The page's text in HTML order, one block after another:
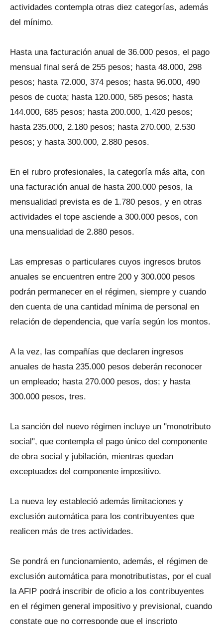
actividades contempla otras diez categorías, además
del mínimo.
Hasta una facturación anual de 36.000 pesos, el pago
mensual final será de 255 pesos; hasta 48.000, 298
pesos; hasta 72.000, 374 pesos; hasta 96.000, 490
pesos de cuota; hasta 120.000, 585 pesos; hasta
144.000, 685 pesos; hasta 200.000, 1.420 pesos;
hasta 235.000, 2.180 pesos; hasta 270.000, 2.530
pesos; y hasta 300.000, 2.880 pesos.
En el rubro profesionales, la categoría más alta, con
una facturación anual de hasta 200.000 pesos, la
mensualidad prevista es de 1.780 pesos, y en otras
actividades el tope asciende a 300.000 pesos, con
una mensualidad de 2.880 pesos.
Las empresas o particulares cuyos ingresos brutos
anuales se encuentren entre 200 y 300.000 pesos
podrán permanecer en el régimen, siempre y cuando
den cuenta de una cantidad mínima de personal en
relación de dependencia, que varía según los montos.
A la vez, las compañías que declaren ingresos
anuales de hasta 235.000 pesos deberán reconocer
un empleado; hasta 270.000 pesos, dos; y hasta
300.000 pesos, tres.
La sanción del nuevo régimen incluye un "monotributo
social", que contempla el pago único del componente
de obra social y jubilación, mientras quedan
exceptuados del componente impositivo.
La nueva ley estableció además limitaciones y
exclusión automática para los contribuyentes que
realicen más de tres actividades.
Se pondrá en funcionamiento, además, el régimen de
exclusión automática para monotributistas, por el cual
la AFIP podrá inscribir de oficio a los contribuyentes
en el régimen general impositivo y previsional, cuando
constate que no corresponde que el inscripto